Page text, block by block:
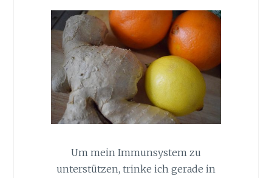
Um mein Immunsystem zu
unterstützen, trinke ich gerade in